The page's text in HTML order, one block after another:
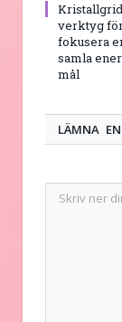
verktyg
fokusera
samla
mål
LÄMNA